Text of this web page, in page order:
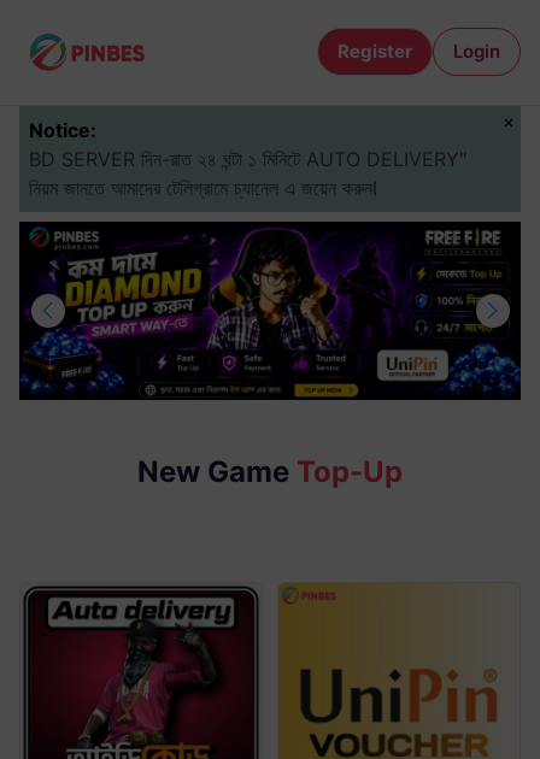
Register Login
Notice:
BD SERVER দিন-রাত ২৪ ঘন্টা ১ মিনিটে AUTO DELIVERY"
নিয়ম জানতে আমাদের টেলিগ্রামে চ্যানেল এ জয়েন করুনI
New Game Top-Up